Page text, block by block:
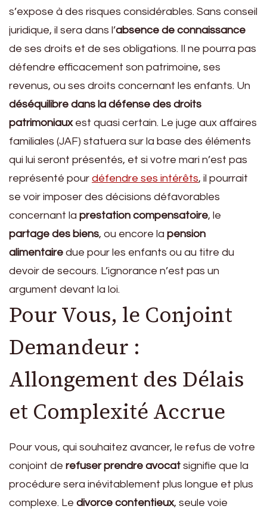
s’expose à des risques considérables. Sans conseil
juridique, il sera dans l’absence de connaissance
de ses droits et de ses obligations. Il ne pourra pas
défendre efficacement son patrimoine, ses
revenus, ou ses droits concernant les enfants. Un
déséquilibre dans la défense des droits
patrimoniauxest quasi certain. Le juge aux affaires
familiales (JAF) statuera sur la base des éléments
qui lui seront présentés, et si votre mari n’est pas
représenté pour défendre ses intérêts, il pourrait
se voir imposer des décisions défavorables
concernant la prestation compensatoire, le
partage des biens, ou encore la pension
alimentaire due pour les enfants ou au titre du
devoir de secours. L’ignorance n’est pas un
argument devant la loi.
Pour Vous, le Conjoint
Demandeur :
Allongement des Délais
et Complexité Accrue
Pour vous, qui souhaitez avancer, le refus de votre
conjoint de refuser prendre avocat signifie que la
procédure sera inévitablement plus longue et plus
complexe. Le divorce contentieux, seule voie